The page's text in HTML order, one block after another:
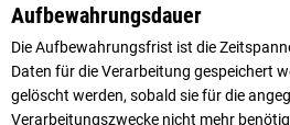
Aufbewahrungsdauer
Die Aufbewahrungsfrist ist die
Daten für die Verarbeitung gespeichert
gelöscht werden, sobald sie für die
Verarbeitungszwecke nicht mehr